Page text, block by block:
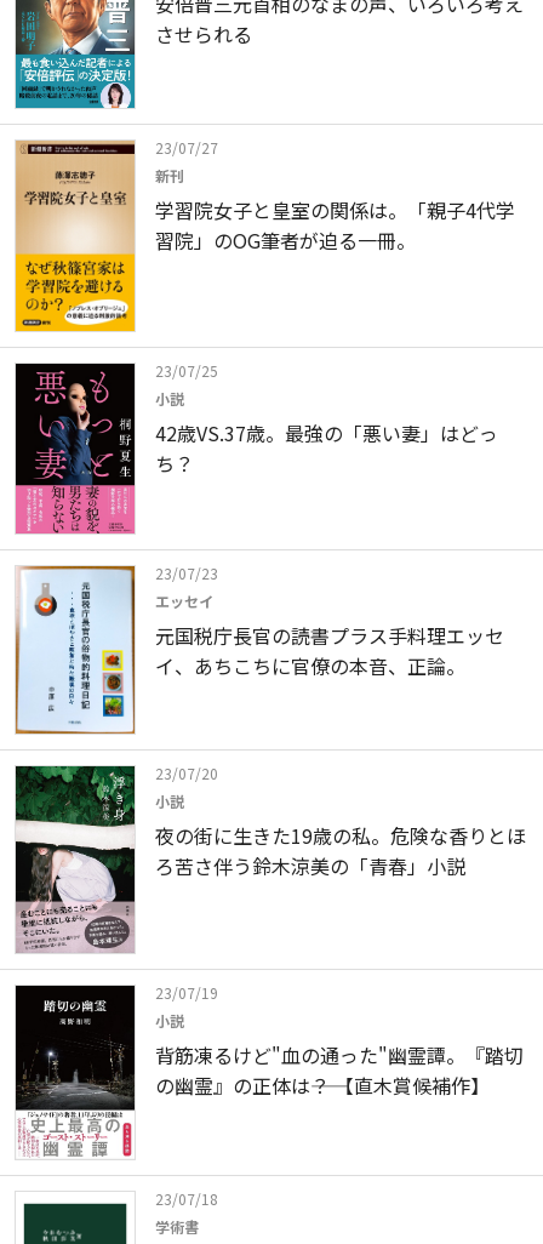
させられる
23/07/27
新刊
学習院女子と皇室の関係は。「親子4代学
習院」のOG筆者が迫る一冊。
23/07/25
小説
42歳VS.37歳。最強の「悪い妻」はどっ
ち？
23/07/23
エッセイ
元国税庁長官の読書プラス手料理エッセ
イ、あちこちに官僚の本音、正論。
23/07/20
小説
夜の街に生きた19歳の私。危険な香りとほ
ろ苦さ伴う鈴木涼美の「青春」小説
23/07/19
小説
背筋凍るけど"血の通った"幽霊譚。『踏切
の幽霊』の正体は――？ 【直木賞候補作】
23/07/18
学術書